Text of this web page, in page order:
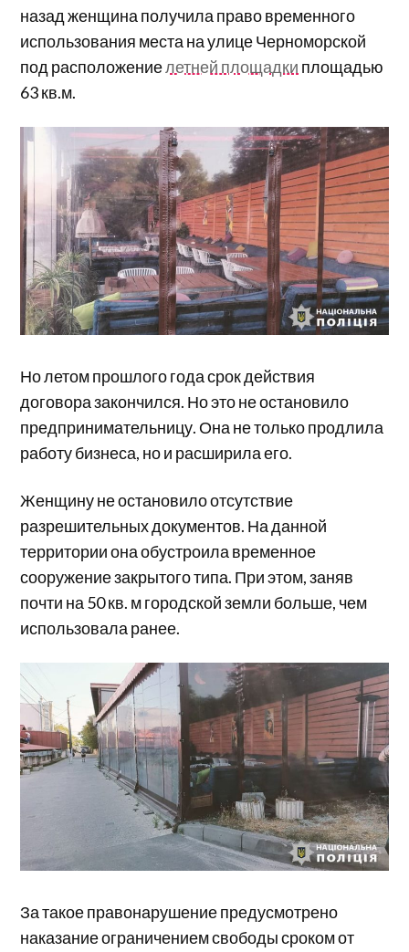
назад женщина получила право временного
использования места на улице Черноморской
под расположениелетней площадки площадью
63 кв.м.
Но летом прошлого года срок действия
договора закончился. Но это не остановило
предпринимательницу. Она не только продлила
работу бизнеса, но и расширила его.
Женщину не остановило отсутствие
разрешительных документов. На данной
территории она обустроила временное
сооружение закрытого типа. При этом, заняв
почти на 50 кв. м городской земли больше, чем
использовала ранее.
За такое правонарушение предусмотрено
наказание ограничением свободы сроком от